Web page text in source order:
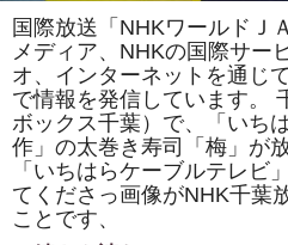
教
室
も
あ
り
ま
す。
は
国際放送「NHKワールドＪ
メディア、NHKの国際サー
オ、インターネットを通じ
で情報を発信しています。
ボックス千葉）で、「いち
作」の太巻き寿司「梅」が
「いちはらケーブルテレビ
てくださっ画像がNHK千葉
ことです、